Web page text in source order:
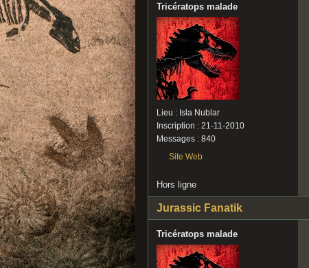
Tricératops malade
Lieu : Isla Nublar
Inscription : 21-11-2010
Messages : 840
Site Web
Hors ligne
Jurassic Fanatik
Tricératops malade